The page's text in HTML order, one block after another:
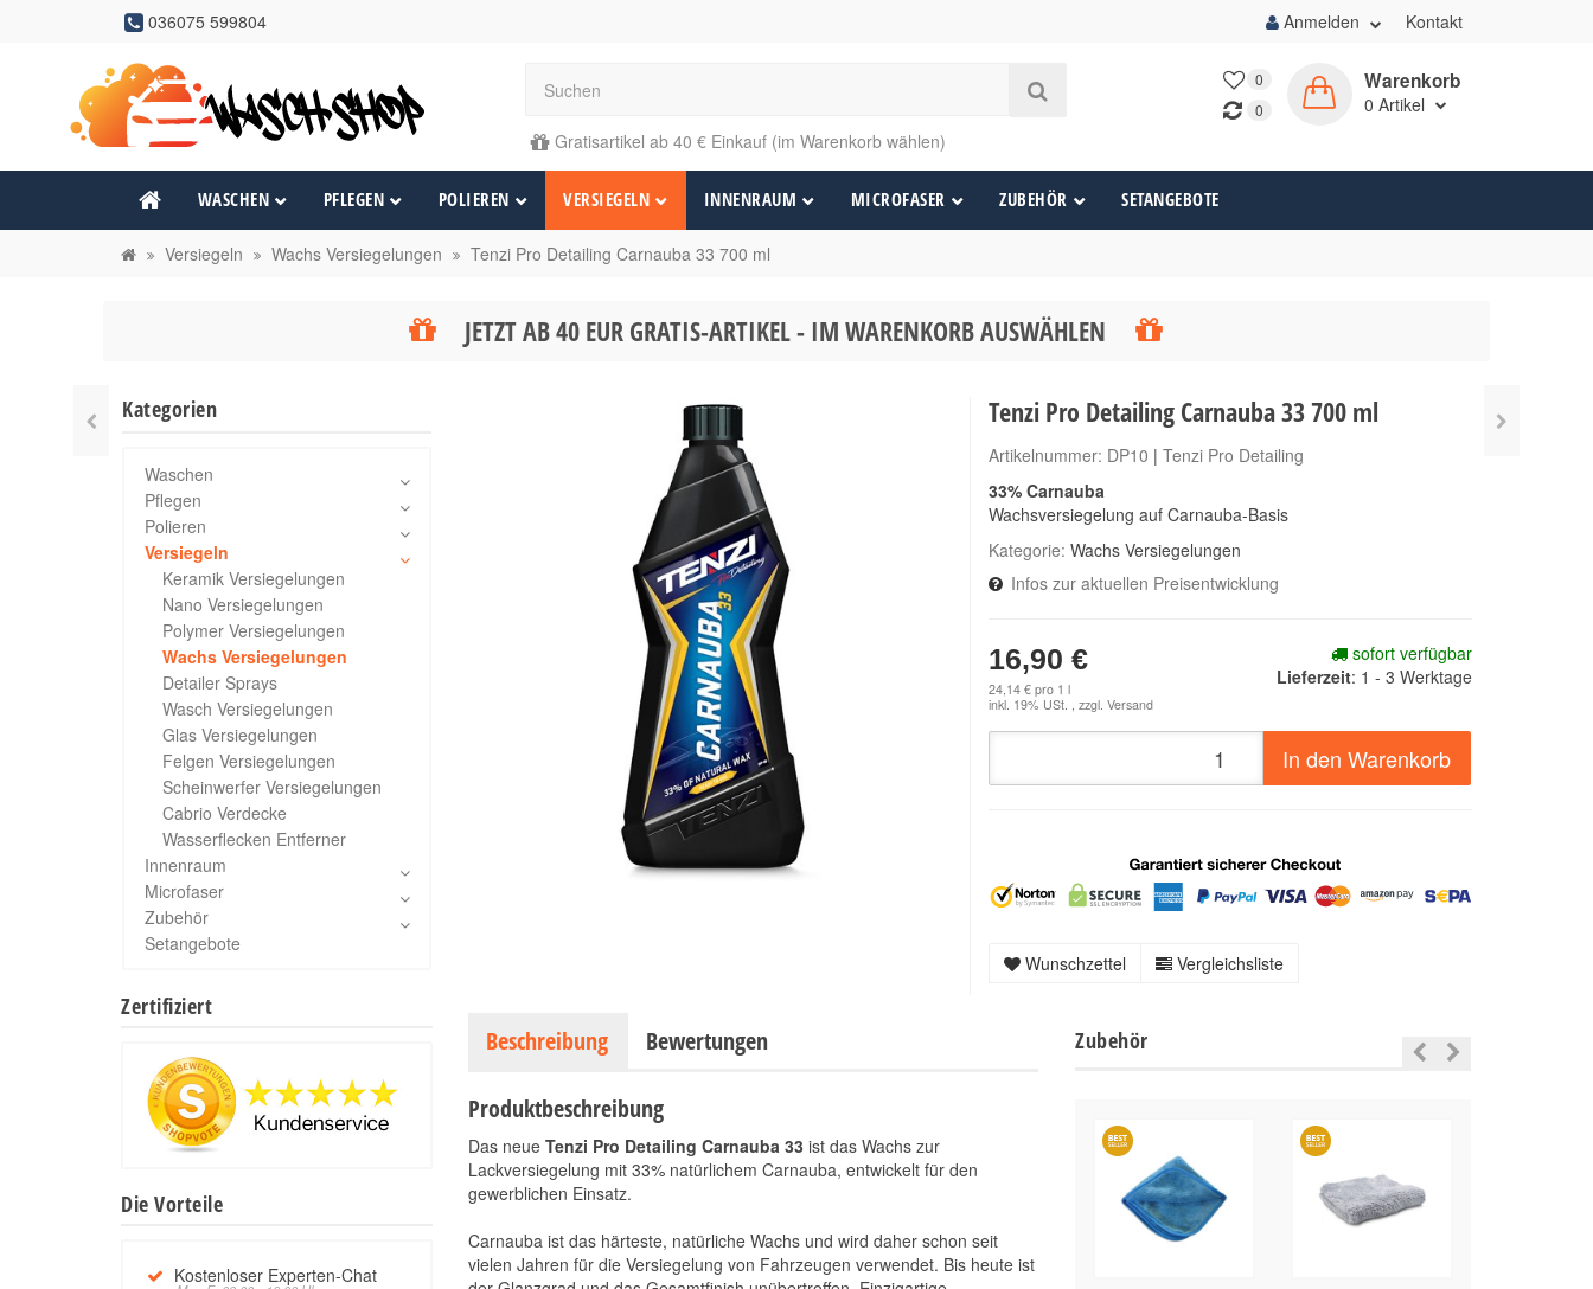
036075 599804 Anmelden Kontakt
Gratisartikel ab 40 € Einkauf (im Warenkorb wählen)
0
0
Warenkorb
0 Artikel
WASCHEN PFLEGEN POLIEREN VERSIEGELN INNENRAUM MICROFASER ZUBEHÖR SETANGEBOTE
Versiegeln Wachs Versiegelungen Tenzi Pro Detailing Carnauba 33 700 ml
JETZT AB 40 EUR GRATIS-ARTIKEL - IM WARENKORB AUSWÄHLEN
Tenzi Pro Detailing Carnauba 33 700 ml
Artikelnummer: DP10 |Tenzi Pro Detailing
33% Carnauba
Wachsversiegelung auf Carnauba-Basis
Kategorie:Wachs Versiegelungen
Infos zur aktuellen Preisentwicklung
16,90 €
24,14 € pro 1 l
inkl. 19% USt. , zzgl.Versand
sofort verfügbar
Lieferzeit: 1 - 3 Werktage
In den Warenkorb
Wunschzettel Vergleichsliste
Beschreibung Bewertungen
Produktbeschreibung
Das neue Tenzi Pro Detailing Carnauba 33 ist das Wachs zur
Lackversiegelung mit 33% natürlichem Carnauba, entwickelt für den
gewerblichen Einsatz.
Carnauba ist das härteste, natürliche Wachs und wird daher schon seit
vielen Jahren für die Versiegelung von Fahrzeugen verwendet. Bis heute ist
Zubehör
Kategorien
Waschen
Pflegen
Polieren
Versiegeln
Keramik Versiegelungen
Nano Versiegelungen
Polymer Versiegelungen
Wachs Versiegelungen
Detailer Sprays
Wasch Versiegelungen
Glas Versiegelungen
Felgen Versiegelungen
Scheinwerfer Versiegelungen
Cabrio Verdecke
Wasserflecken Entferner
Innenraum
Microfaser
Zubehör
Setangebote
Zertifiziert
Die Vorteile
Kostenloser Experten-Chat